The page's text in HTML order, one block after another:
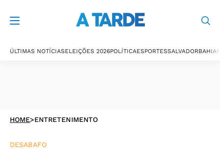
ÚLTIMAS NOTÍCIASELEIÇÕES 2026POLÍTICAESPORTESSALVADORBAHIA
HOME>ENTRETENIMENTO
DESABAFO